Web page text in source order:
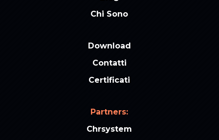
Chi Sono
Download
Contatti
Certificati
Partners:
Chrsystem